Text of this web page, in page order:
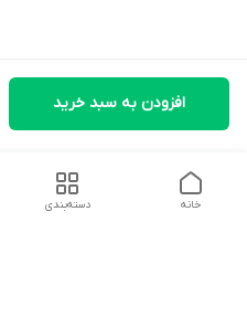
افزودن به سبد خرید
دسته‌بندی خانه